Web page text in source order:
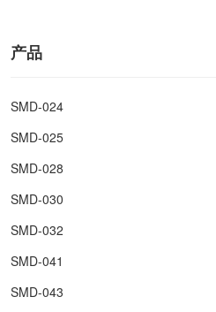
产品
SMD-024
SMD-025
SMD-028
SMD-030
SMD-032
SMD-041
SMD-043